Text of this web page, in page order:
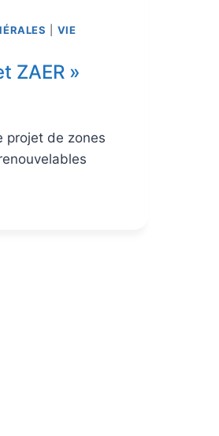
VIE
ZAER »
projet de zones